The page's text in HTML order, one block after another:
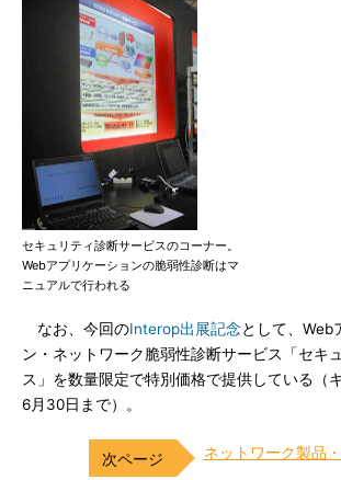
セキュリティ診断サービスのコーナー。
Webアプリケーションの脆弱性診断はマ
ニュアルで行われる
なお、今回のInterop出展記念として、Web
ン・ネットワーク脆弱性診断サービス「セキ
ス」を数量限定で特別価格で提供している（
6月30日まで）。
ネットワーク製品